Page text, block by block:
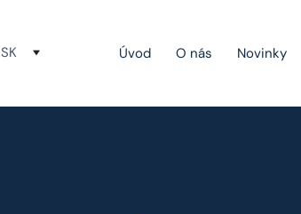
SK Úvod O nás Novinky